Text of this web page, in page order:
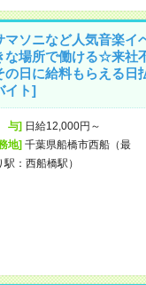
マソニなど人気音楽イ
な場所で働ける☆来社
の日に給料もらえる日
イト]
与]日給12,000円～
地]千葉県船橋市西船（最
駅：西船橋駅）